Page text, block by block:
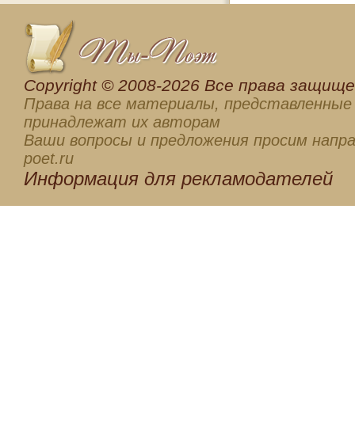
Сopyright © 2008-2026 Все права
Права на все материалы, представленные
принадлежат их авторам
Ваши вопросы и предложения просим
poet.ru
Информация для рекламодателей